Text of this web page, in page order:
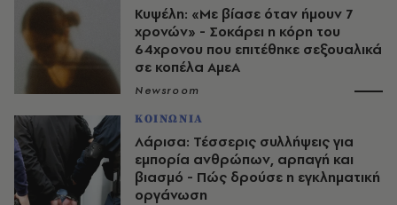
Κυψέλη: «Με βίασε όταν ήμουν 7
χρονών» - Σοκάρει η κόρη του
64χρονου που επιτέθηκε σεξουαλικά
σε κοπέλα ΑμεΑ
Newsroom
ΚΟΙΝΩΝΙΑ
Λάρισα: Τέσσερις συλλήψεις για
εμπορία ανθρώπων, αρπαγή και
βιασμό - Πώς δρούσε η εγκληματική
οργάνωση